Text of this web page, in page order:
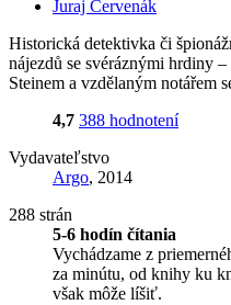
Juraj Červenák
Historická detektivka či
nájezdů se svéráznými hrdiny
Steinem a vzdělaným notářem
4,7 388 hodnotení
Vydavateľstvo
Argo, 2014
288 strán
5-6 hodín čítania
Vychádzame z
za minútu, od knihy ku
však môže líšiť.